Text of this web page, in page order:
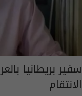
سفير بريطانيا
الانتقام